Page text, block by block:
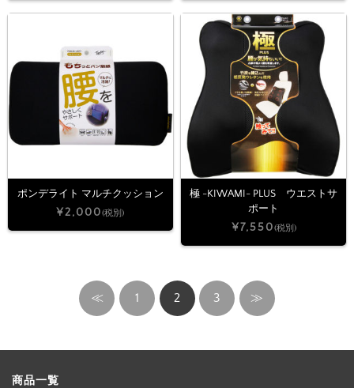
ポンデライト マルチクッション
¥2,000(税別)
極 -KIWAMI- PLUS ウエストサ
ポート
¥7,550(税別)
≪ 1 2 3 ≫
商品一覧